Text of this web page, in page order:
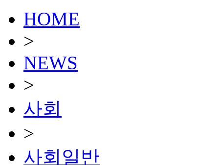
HOME
>
NEWS
>
사회
>
사회일반